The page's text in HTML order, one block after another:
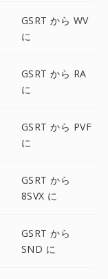
GSRT から WV
に
GSRT から RA
に
GSRT から PVF
に
GSRT から
8SVX に
GSRT から
SND に